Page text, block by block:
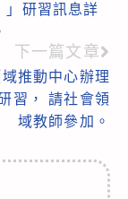
」研習訊息詳
下一篇文章
推動中心辦理
習， 請社會領
域教師參加。